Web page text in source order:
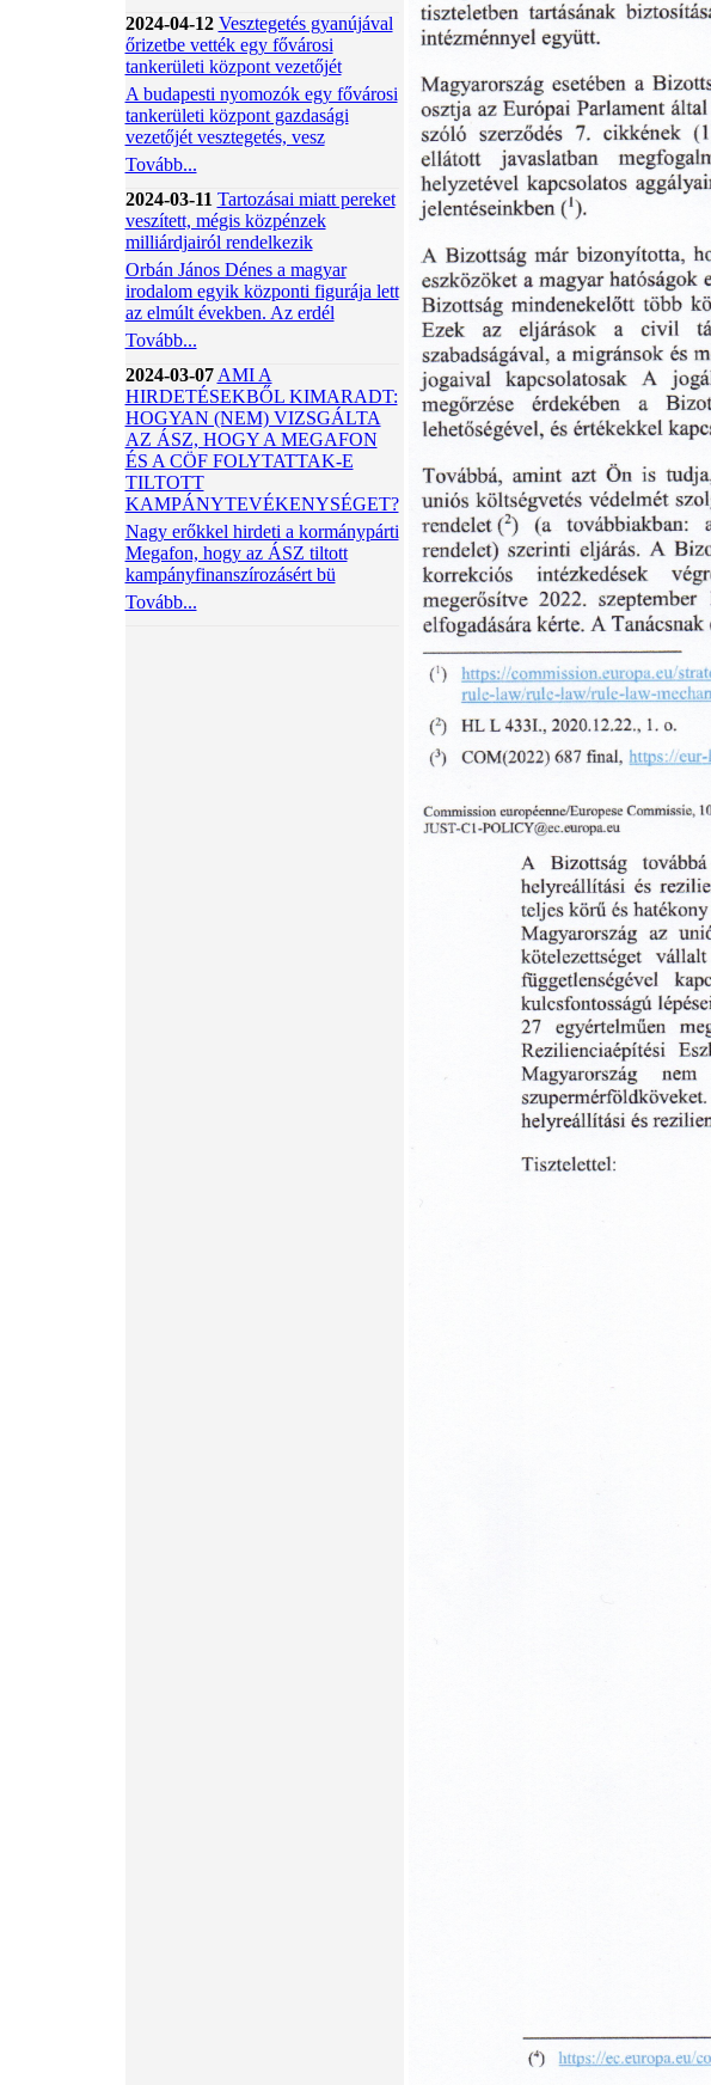
2024-04-12 Vesztegetés gyanújával
őrizetbe vették egy fővárosi
tankerületi központ vezetőjét
A budapesti nyomozók egy fővárosi
tankerületi központ gazdasági
vezetőjét vesztegetés, vesz
Tovább...
2024-03-11 Tartozásai miatt pereket
veszített, mégis közpénzek
milliárdjairól rendelkezik
Orbán János Dénes a magyar
irodalom egyik központi figurája lett
az elmúlt években. Az erdél
Tovább...
2024-03-07 AMI A
HIRDETÉSEKBŐL KIMARADT:
HOGYAN (NEM) VIZSGÁLTA
AZ ÁSZ, HOGY A MEGAFON
ÉS A CÖF FOLYTATTAK-E
TILTOTT
KAMPÁNYTEVÉKENYSÉGET?
Nagy erőkkel hirdeti a kormánypárti
Megafon, hogy az ÁSZ tiltott
kampányfinanszírozásért bü
Tovább...